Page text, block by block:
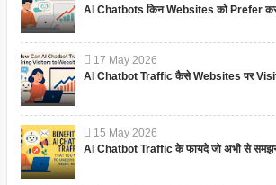
AI Chatbots किन Websites को Prefer
17 May 2026
AI Chatbot Traffic कैसे Websites पर
15 May 2026
AI Chatbot Traffic के फायदे जो अभी से